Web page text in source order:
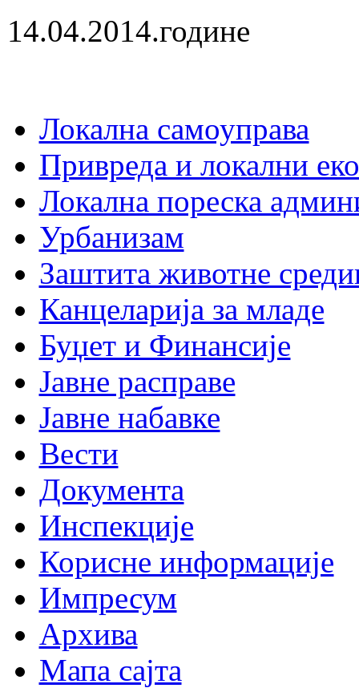
14.04.2014.године
Локална самоуправа
Привреда и локални
Локална пореска
Урбанизам
Заштита животне
Канцеларија за младе
Буџет и Финансије
Јавне расправе
Јавне набавке
Вести
Документа
Инспекције
Корисне информације
Импресум
Архива
Мапа сајта